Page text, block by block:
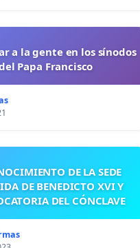
a la gente en los sínodos
Papa Francisco
DE LA SEDE
DE BENEDICTO XVI Y
DEL CÓNCLAVE